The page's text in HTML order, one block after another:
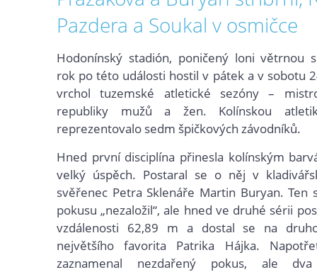
Pazdera a Soukal v osmičce
Hodonínský stadión, poničený loni větrnou
rok po této události hostil v pátek a v sobotu
vrchol tuzemské atletické sezóny –
republiky mužů a žen. Kolínskou
reprezentovalo sedm špičkových závodníků.
Hned první disciplína přinesla kolínským
velký úspěch. Postaral se o něj v
svěřenec Petra Sklenáře Martin Buryan. Ten
pokusu „nezaložil“, ale hned ve druhé sérii
vzdálenosti 62,89 m a dostal se na
největšího favorita Patrika Hájka.
zaznamenal nezdařený pokus, ale